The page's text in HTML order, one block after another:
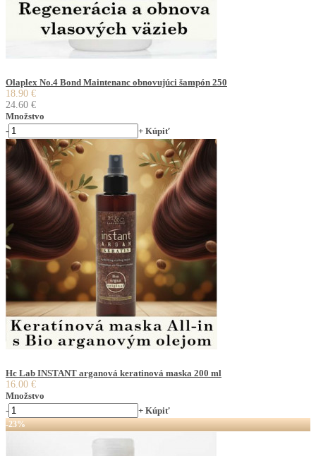
Olaplex No.4 Bond Maintenanc obnovujúci šampón 250
18.90 €
24.60 €
Množstvo
-
+ Kúpiť
Hc Lab INSTANT arganová keratinová maska 200 ml
16.00 €
Množstvo
-
+ Kúpiť
-23%